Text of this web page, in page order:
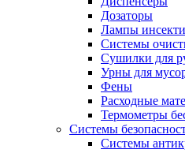
Дозаторы
Лампы
Системы
Сушилки для
Урны для
Фены
Расходные
Термометры
Системы
Системы